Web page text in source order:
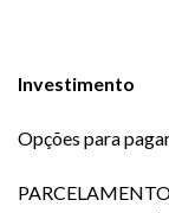
Investimento
Opções para